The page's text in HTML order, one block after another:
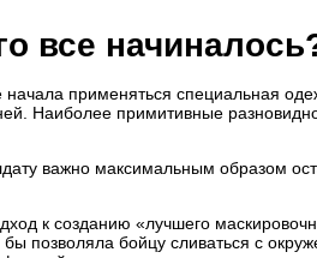
все
применяться специальная
Наиболее примитивные
важно максимальным образом
к созданию «лучшего
позволяла бойцу сливаться с